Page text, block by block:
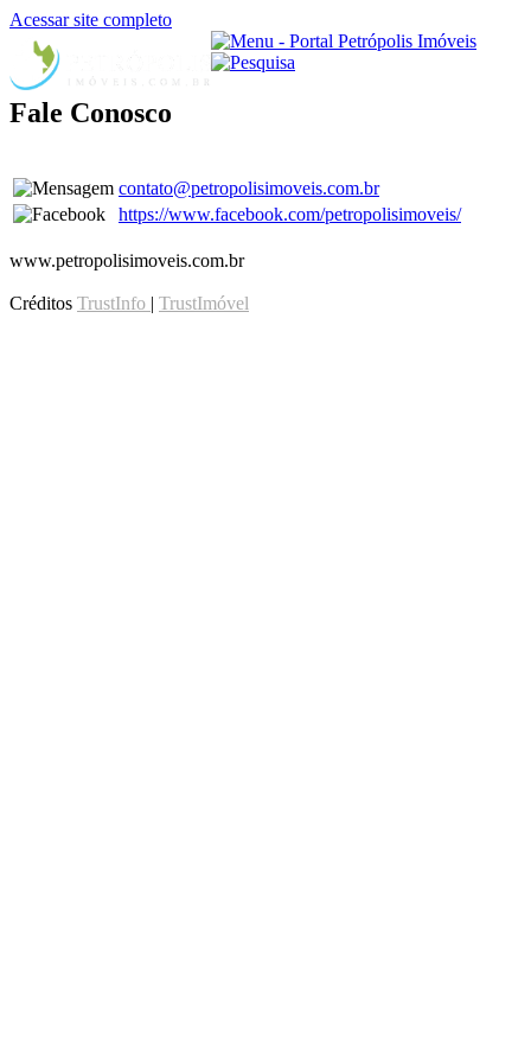
Acessar site completo
Fale Conosco
contato@petropolisimoveis.com.br
https://www.facebook.com/petropolisimoveis/
www.petropolisimoveis.com.br
Créditos TrustInfo | TrustImóvel